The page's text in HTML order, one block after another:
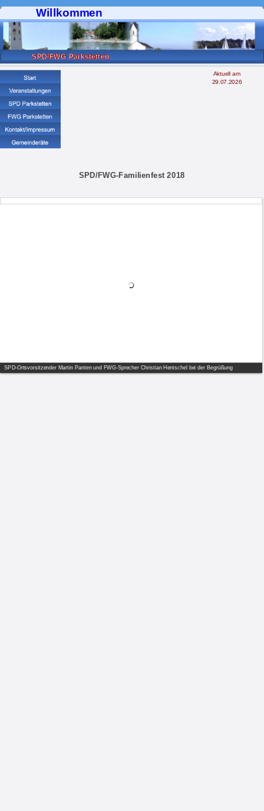
SPD/FWG Parkstetten
Willkommen
SPD-Ortsvorsitzender Martin Panten und FWG-Sprecher Christian Hentschel bei der Begrüßung
Aktuell am
29.07.2026
SPD/FWG-Familienfest 2018